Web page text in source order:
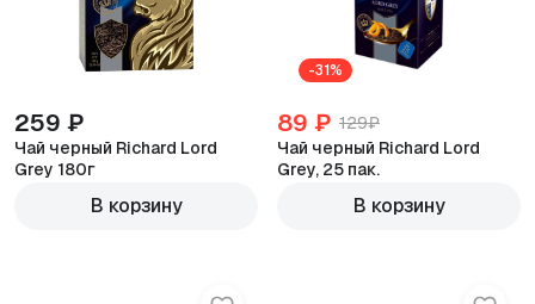
259 ₽
Чай черный Richard Lord
Grey 180г
В корзину
-31%
89 ₽ 129₽
Чай черный Richard Lord
Grey, 25 пак.
В корзину